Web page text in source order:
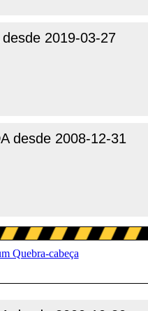
2019-03-27
desde 2008-12-31